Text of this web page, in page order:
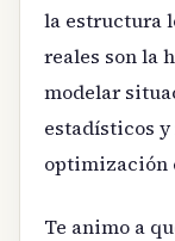
la estructura
reales son la
modelar
estadísticos
optimización
Te animo a